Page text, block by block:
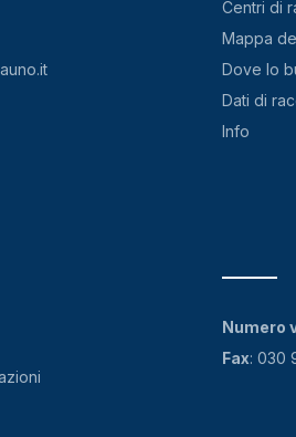
Centri di
Mappa
Dove lo
Dati di
Info
Numero
Fax: 030